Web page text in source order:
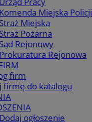
Komenda Miejska Policji
Straż Miejska
Straż Pożarna
Sąd Rejonowy
Prokuratura Rejonowa
firm
firmę do katalogu
Dodaj ogłoszenie